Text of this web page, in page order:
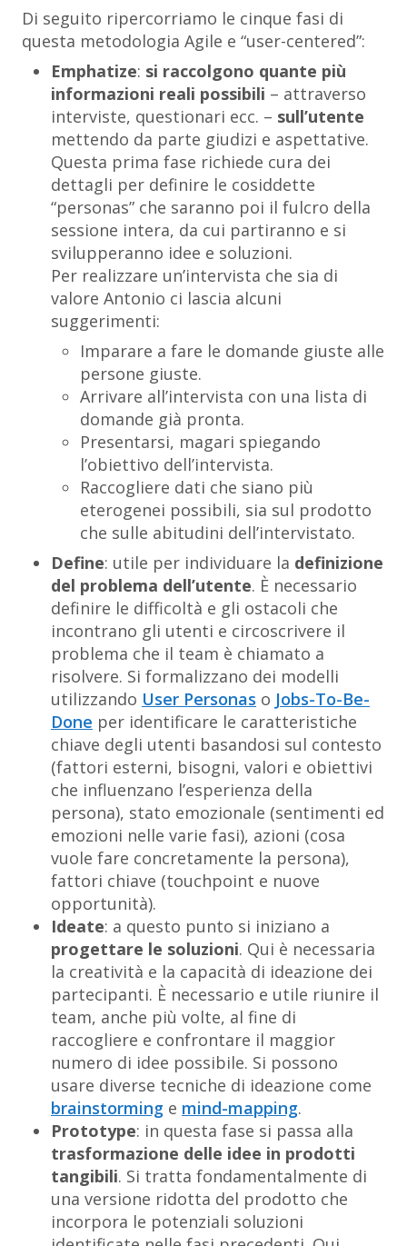
Di seguito ripercorriamo le cinque fasi di
questa metodologia Agile e “user-centered”:
Emphatize: si raccolgono quante più
informazioni reali possibili – attraverso
interviste, questionari ecc. – sull’utente
mettendo da parte giudizi e aspettative.
Questa prima fase richiede cura dei
dettagli per definire le cosiddette
“personas” che saranno poi il fulcro della
sessione intera, da cui partiranno e si
svilupperanno idee e soluzioni.
Per realizzare un’intervista che sia di
valore Antonio ci lascia alcuni
suggerimenti:
Imparare a fare le domande giuste alle
persone giuste.
Arrivare all’intervista con una lista di
domande già pronta.
Presentarsi, magari spiegando
l’obiettivo dell’intervista.
Raccogliere dati che siano più
eterogenei possibili, sia sul prodotto
che sulle abitudini dell’intervistato.
Define: utile per individuare la definizione
del problema dell’utente. È necessario
definire le difficoltà e gli ostacoli che
incontrano gli utenti e circoscrivere il
problema che il team è chiamato a
risolvere. Si formalizzano dei modelli
utilizzando User Personas o Jobs-To-Be-
Done per identificare le caratteristiche
chiave degli utenti basandosi sul contesto
(fattori esterni, bisogni, valori e obiettivi
che influenzano l’esperienza della
persona), stato emozionale (sentimenti ed
emozioni nelle varie fasi), azioni (cosa
vuole fare concretamente la persona),
fattori chiave (touchpoint e nuove
opportunità).
Ideate: a questo punto si iniziano a
progettare le soluzioni. Qui è necessaria
la creatività e la capacità di ideazione dei
partecipanti. È necessario e utile riunire il
team, anche più volte, al fine di
raccogliere e confrontare il maggior
numero di idee possibile. Si possono
usare diverse tecniche di ideazione come
brainstorming e mind-mapping.
Prototype: in questa fase si passa alla
trasformazione delle idee in prodotti
tangibili. Si tratta fondamentalmente di
una versione ridotta del prodotto che
incorpora le potenziali soluzioni